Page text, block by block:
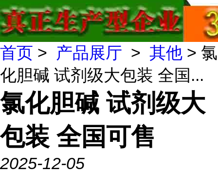
首页 > 产品展厅 > 其他 > 氯
化胆碱 试剂级大包装 全国...
氯化胆碱 试剂级大
包装 全国可售
2025-12-05